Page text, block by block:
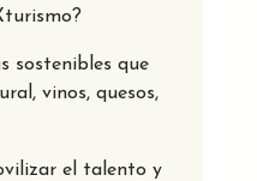
sostenibles que
vinos, quesos,
el talento y